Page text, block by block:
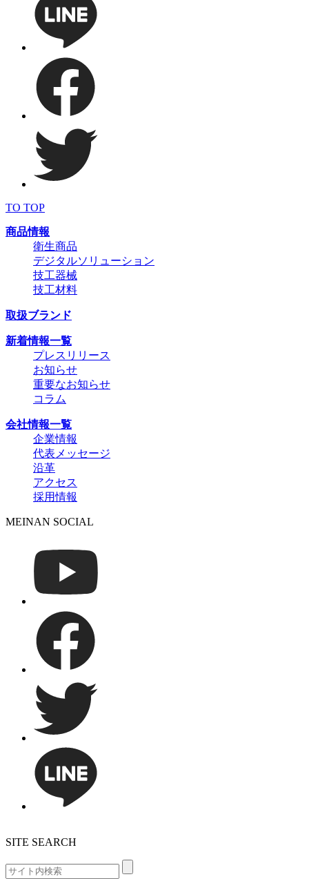
TO TOP
商品情報
衛生商品
デジタルソリューション
技工器械
技工材料
取扱ブランド
新着情報一覧
プレスリリース
お知らせ
重要なお知らせ
コラム
会社情報一覧
企業情報
代表メッセージ
沿革
アクセス
採用情報
MEINAN SOCIAL
SITE SEARCH